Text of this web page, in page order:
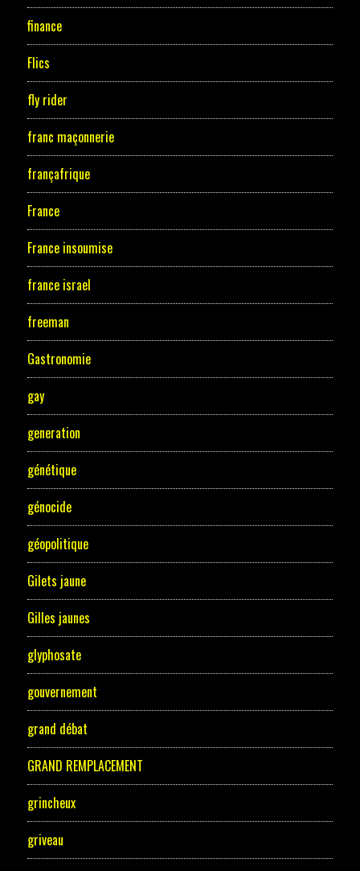
finance
Flics
fly rider
franc maçonnerie
françafrique
France
France insoumise
france israel
freeman
Gastronomie
gay
generation
génétique
génocide
géopolitique
Gilets jaune
Gilles jaunes
glyphosate
gouvernement
grand débat
GRAND REMPLACEMENT
grincheux
griveau